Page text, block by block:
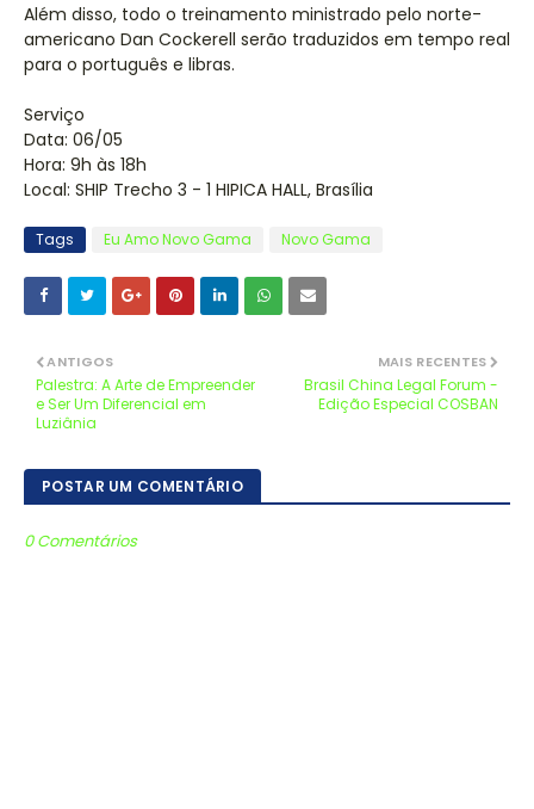
Além disso, todo o treinamento ministrado pelo norte-
americano Dan Cockerell serão traduzidos em tempo real
para o português e libras.
Serviço
Data: 06/05
Hora: 9h às 18h
Local: SHIP Trecho 3 - 1 HIPICA HALL, Brasília
Tags Eu Amo Novo Gama Novo Gama
MAIS RECENTES
Brasil China Legal Forum -
Edição Especial COSBAN
ANTIGOS
Palestra: A Arte de Empreender
e Ser Um Diferencial em
Luziânia
POSTAR UM COMENTÁRIO
0 Comentários